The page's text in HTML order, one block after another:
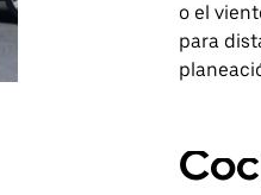
o el
para